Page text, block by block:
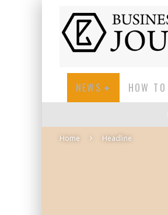
NEWS HOW TO
Home Headline